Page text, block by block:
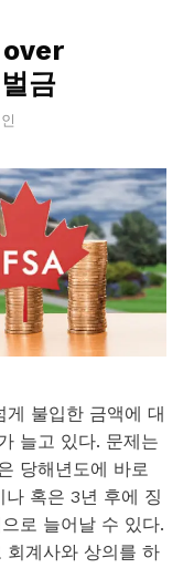
over
금
불입한 금액에 대
늘고 있다. 문제는
당해년도에 바로
혹은 3년 후에 징
로 늘어날 수 있다.
회계사와 상의를 하